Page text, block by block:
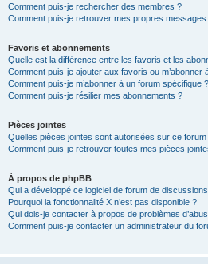
Comment puis-je rechercher des membres ?
Comment puis-je retrouver mes propres
Favoris et abonnements
Quelle est la différence entre les favoris et les
Comment puis-je ajouter aux favoris ou m’abonner
Comment puis-je m’abonner à un forum spécifique ?
Comment puis-je résilier mes abonnements ?
Pièces jointes
Quelles pièces jointes sont autorisées sur ce forum
Comment puis-je retrouver toutes mes pièces
À propos de phpBB
Qui a développé ce logiciel de forum de
Pourquoi la fonctionnalité X n’est pas disponible ?
Qui dois-je contacter à propos de problèmes
Comment puis-je contacter un administrateur du